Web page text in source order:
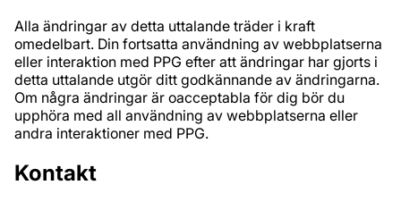
Alla ändringar av detta uttalande träder i kraft
omedelbart. Din fortsatta användning av webbplatserna
eller interaktion med PPG efter att ändringar har gjorts i
detta uttalande utgör ditt godkännande av ändringarna.
Om några ändringar är oacceptabla för dig bör du
upphöra med all användning av webbplatserna eller
andra interaktioner med PPG.
Kontakt